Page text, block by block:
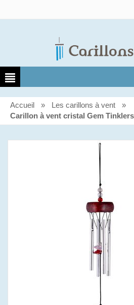
Accueil » Les carillons à vent
»
Carillon à vent cristal Gem